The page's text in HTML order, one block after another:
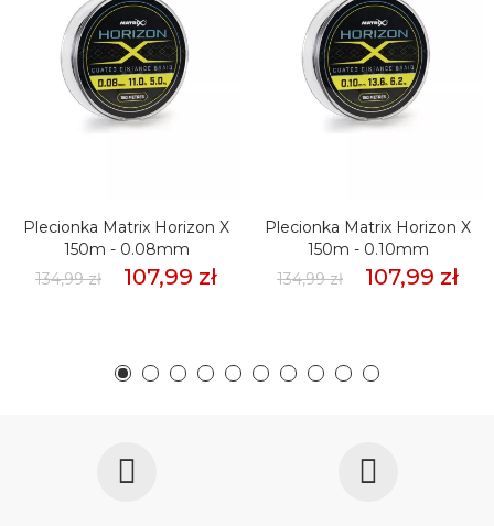
Plecionka Matrix Horizon X
150m - 0.08mm
134,99 zł
107,99 zł
Plecionka Matrix Horizon X
150m - 0.10mm
134,99 zł
107,99 zł